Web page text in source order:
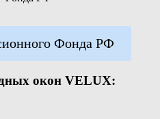
Фонда РФ
окон VELUX: